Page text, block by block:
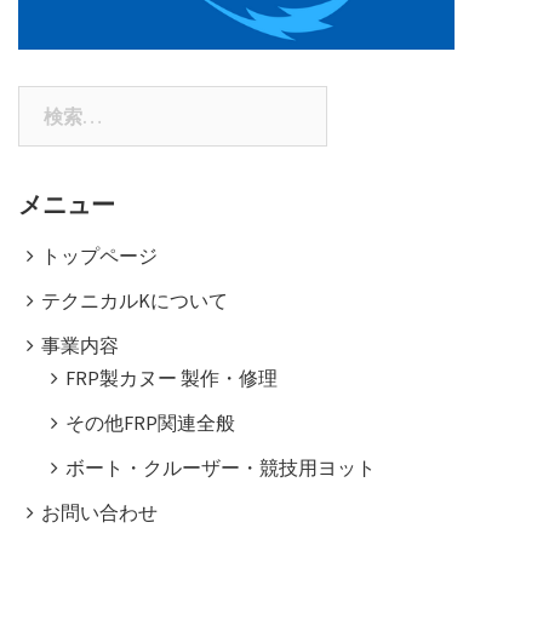
メニュー
トップページ
テクニカルKについて
事業内容
FRP製カヌー 製作・修理
その他FRP関連全般
ボート・クルーザー・競技用ヨット
お問い合わせ